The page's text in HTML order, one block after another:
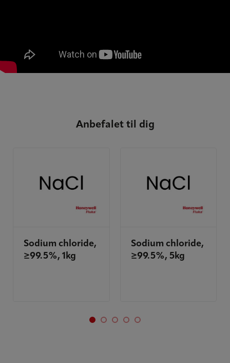
Anbefalet til dig
Sodium chloride,
≥99.5%, 1kg
Sodium chloride,
≥99.5%, 5kg